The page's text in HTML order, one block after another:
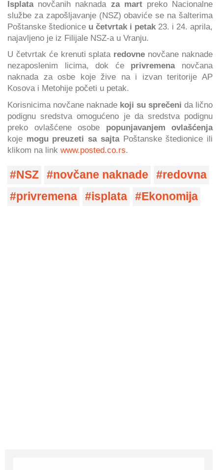
Isplata novčanih naknada za mart preko Nacionalne
službe za zapošljavanje (NSZ) obaviće se na šalterima
Poštanske štedionice u četvrtak i petak 23. i 24. aprila,
najavljeno je iz Filijale NSZ-a u Vranju.
U četvrtak će krenuti splata redovne novčane naknade
nezaposlenim licima, dok će privremenanovčana
naknada za osbe koje žive na i izvan teritorije AP
Kosova i Metohije početi u petak.
Korisnicima novčane naknade koji su sprečeni da lično
podignu sredstva omogućeno je da sredstva podignu
preko ovlašćene osobe popunjavanjem ovlašćenja
koje mogu preuzeti sa sajtaPoštanske štedionice ili
klikom na link www.posted.co.rs.
NSZ novčane naknade
redovna
privremena
isplata Ekonomija